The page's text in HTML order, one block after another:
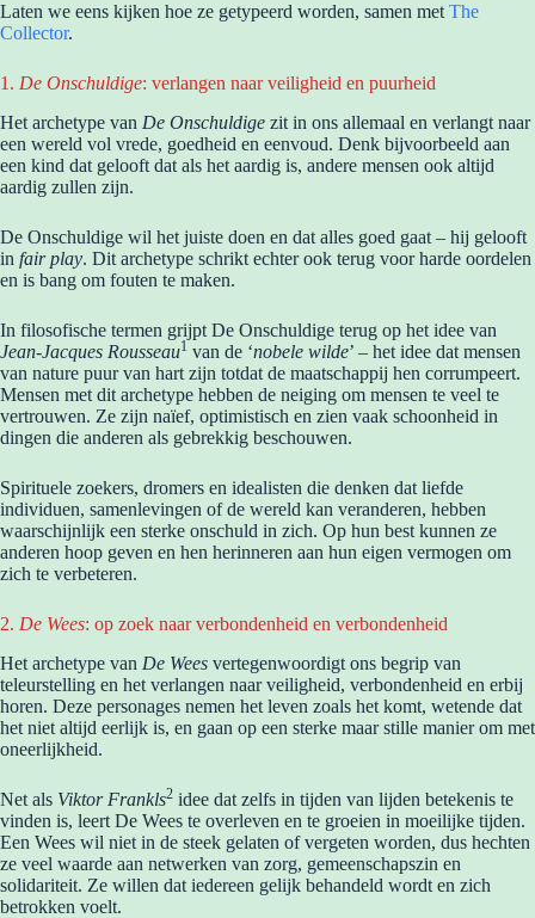
Laten we eens kijken hoe ze getypeerd worden, samen met The
Collector.
1. De Onschuldige: verlangen naar veiligheid en puurheid
Het archetype van De Onschuldige zit in ons allemaal en verlangt naar
een wereld vol vrede, goedheid en eenvoud. Denk bijvoorbeeld aan
een kind dat gelooft dat als het aardig is, andere mensen ook altijd
aardig zullen zijn.
De Onschuldige wil het juiste doen en dat alles goed gaat – hij gelooft
in fair play. Dit archetype schrikt echter ook terug voor harde oordelen
en is bang om fouten te maken.
In filosofische termen grijpt De Onschuldige terug op het idee van
Jean-Jacques Rousseau1 van de ‘nobele wilde’ – het idee dat mensen
van nature puur van hart zijn totdat de maatschappij hen corrumpeert.
Mensen met dit archetype hebben de neiging om mensen te veel te
vertrouwen. Ze zijn naïef, optimistisch en zien vaak schoonheid in
dingen die anderen als gebrekkig beschouwen.
Spirituele zoekers, dromers en idealisten die denken dat liefde
individuen, samenlevingen of de wereld kan veranderen, hebben
waarschijnlijk een sterke onschuld in zich. Op hun best kunnen ze
anderen hoop geven en hen herinneren aan hun eigen vermogen om
zich te verbeteren.
2. De Wees: op zoek naar verbondenheid en verbondenheid
Het archetype van De Wees vertegenwoordigt ons begrip van
teleurstelling en het verlangen naar veiligheid, verbondenheid en erbij
horen. Deze personages nemen het leven zoals het komt, wetende dat
het niet altijd eerlijk is, en gaan op een sterke maar stille manier om met
oneerlijkheid.
Net als Viktor Frankls2 idee dat zelfs in tijden van lijden betekenis te
vinden is, leert De Wees te overleven en te groeien in moeilijke tijden.
Een Wees wil niet in de steek gelaten of vergeten worden, dus hechten
ze veel waarde aan netwerken van zorg, gemeenschapszin en
solidariteit. Ze willen dat iedereen gelijk behandeld wordt en zich
betrokken voelt.